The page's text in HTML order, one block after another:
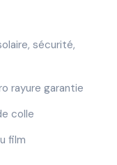
sécurité,
rayure garantie
colle
film